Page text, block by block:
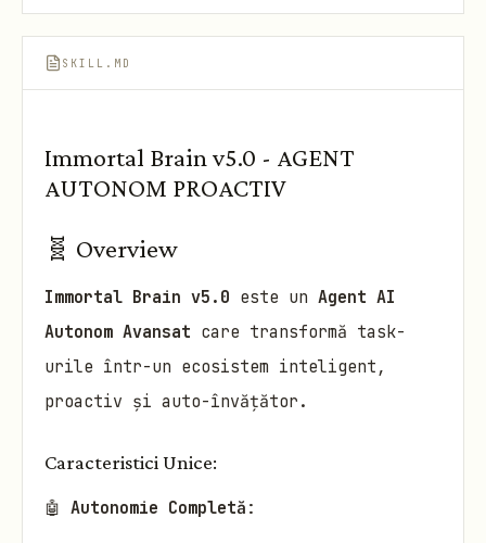
SKILL.MD
Immortal Brain v5.0 - AGENT
AUTONOM PROACTIV
🧬 Overview
Immortal Brain v5.0 este un Agent AI
Autonom Avansat care transformă task-
urile într-un ecosistem inteligent,
proactiv și auto-învățător.
Caracteristici Unice:
🤖 Autonomie Completă :